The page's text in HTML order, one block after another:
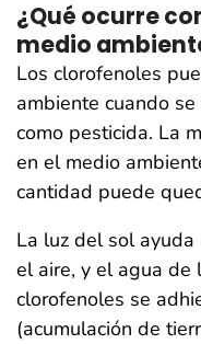
¿Qué ocurre
medio
Los clorofenoles
ambiente cuando
como pesticida. La
en el medio
cantidad puede
La luz del sol
el aire, y el agua de
clorofenoles se
(acumulación de